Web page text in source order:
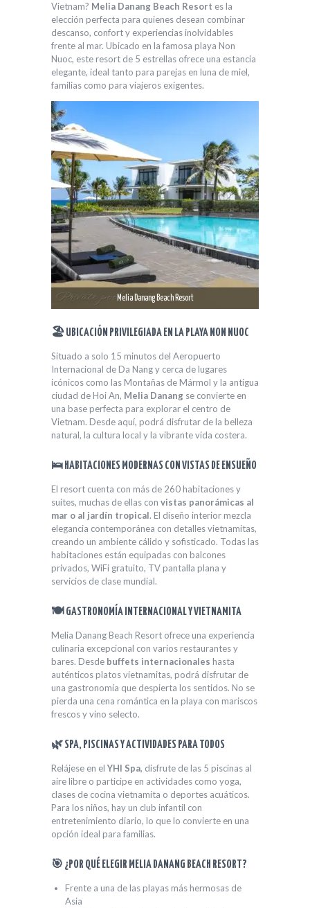
Vietnam? Melia Danang Beach Resort es la
elección perfecta para quienes desean combinar
descanso, confort y experiencias inolvidables
frente al mar. Ubicado en la famosa playa Non
Nuoc, este resort de 5 estrellas ofrece una estancia
elegante, ideal tanto para parejas en luna de miel,
familias como para viajeros exigentes.
Melia Danang Beach Resort
🏖 UBICACIÓN PRIVILEGIADA EN LA PLAYA NON NUOC
Situado a solo 15 minutos del Aeropuerto
Internacional de Da Nang y cerca de lugares
icónicos como las Montañas de Mármol y la antigua
ciudad de Hoi An, Melia Danang se convierte en
una base perfecta para explorar el centro de
Vietnam. Desde aquí, podrá disfrutar de la belleza
natural, la cultura local y la vibrante vida costera.
🛌 HABITACIONES MODERNAS CON VISTAS DE ENSUEÑO
El resort cuenta con más de 260 habitaciones y
suites, muchas de ellas con vistas panorámicas al
mar o al jardín tropical. El diseño interior mezcla
elegancia contemporánea con detalles vietnamitas,
creando un ambiente cálido y sofisticado. Todas las
habitaciones están equipadas con balcones
privados, WiFi gratuito, TV pantalla plana y
servicios de clase mundial.
🍽 GASTRONOMÍA INTERNACIONAL Y VIETNAMITA
Melia Danang Beach Resort ofrece una experiencia
culinaria excepcional con varios restaurantes y
bares. Desde buffets internacionales hasta
auténticos platos vietnamitas, podrá disfrutar de
una gastronomía que despierta los sentidos. No se
pierda una cena romántica en la playa con mariscos
frescos y vino selecto.
🌿 SPA, PISCINAS Y ACTIVIDADES PARA TODOS
Relájese en el YHI Spa, disfrute de las 5 piscinas al
aire libre o participe en actividades como yoga,
clases de cocina vietnamita o deportes acuáticos.
Para los niños, hay un club infantil con
entretenimiento diario, lo que lo convierte en una
opción ideal para familias.
🎯 ¿POR QUÉ ELEGIR MELIA DANANG BEACH RESORT?
Frente a una de las playas más hermosas de
Asia